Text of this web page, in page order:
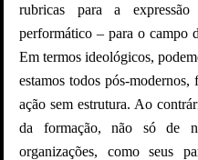
rubricas para a
performático – para o campo
Em termos ideológicos,
estamos todos pós-
ação sem estrutura. Ao
da formação, não só de
organizações, como seus